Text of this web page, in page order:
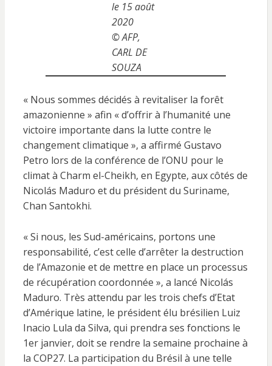
le 15 août
2020
© AFP,
CARL DE
SOUZA
« Nous sommes décidés à revitaliser la forêt
amazonienne » afin « d’offrir à l’humanité une
victoire importante dans la lutte contre le
changement climatique », a affirmé Gustavo
Petro lors de la conférence de l’ONU pour le
climat à Charm el-Cheikh, en Egypte, aux côtés de
Nicolás Maduro et du président du Suriname,
Chan Santokhi.
« Si nous, les Sud-américains, portons une
responsabilité, c’est celle d’arrêter la destruction
de l’Amazonie et de mettre en place un processus
de récupération coordonnée », a lancé Nicolás
Maduro. Très attendu par les trois chefs d’Etat
d’Amérique latine, le président élu brésilien Luiz
Inacio Lula da Silva, qui prendra ses fonctions le
1er janvier, doit se rendre la semaine prochaine à
la COP27. La participation du Brésil à une telle